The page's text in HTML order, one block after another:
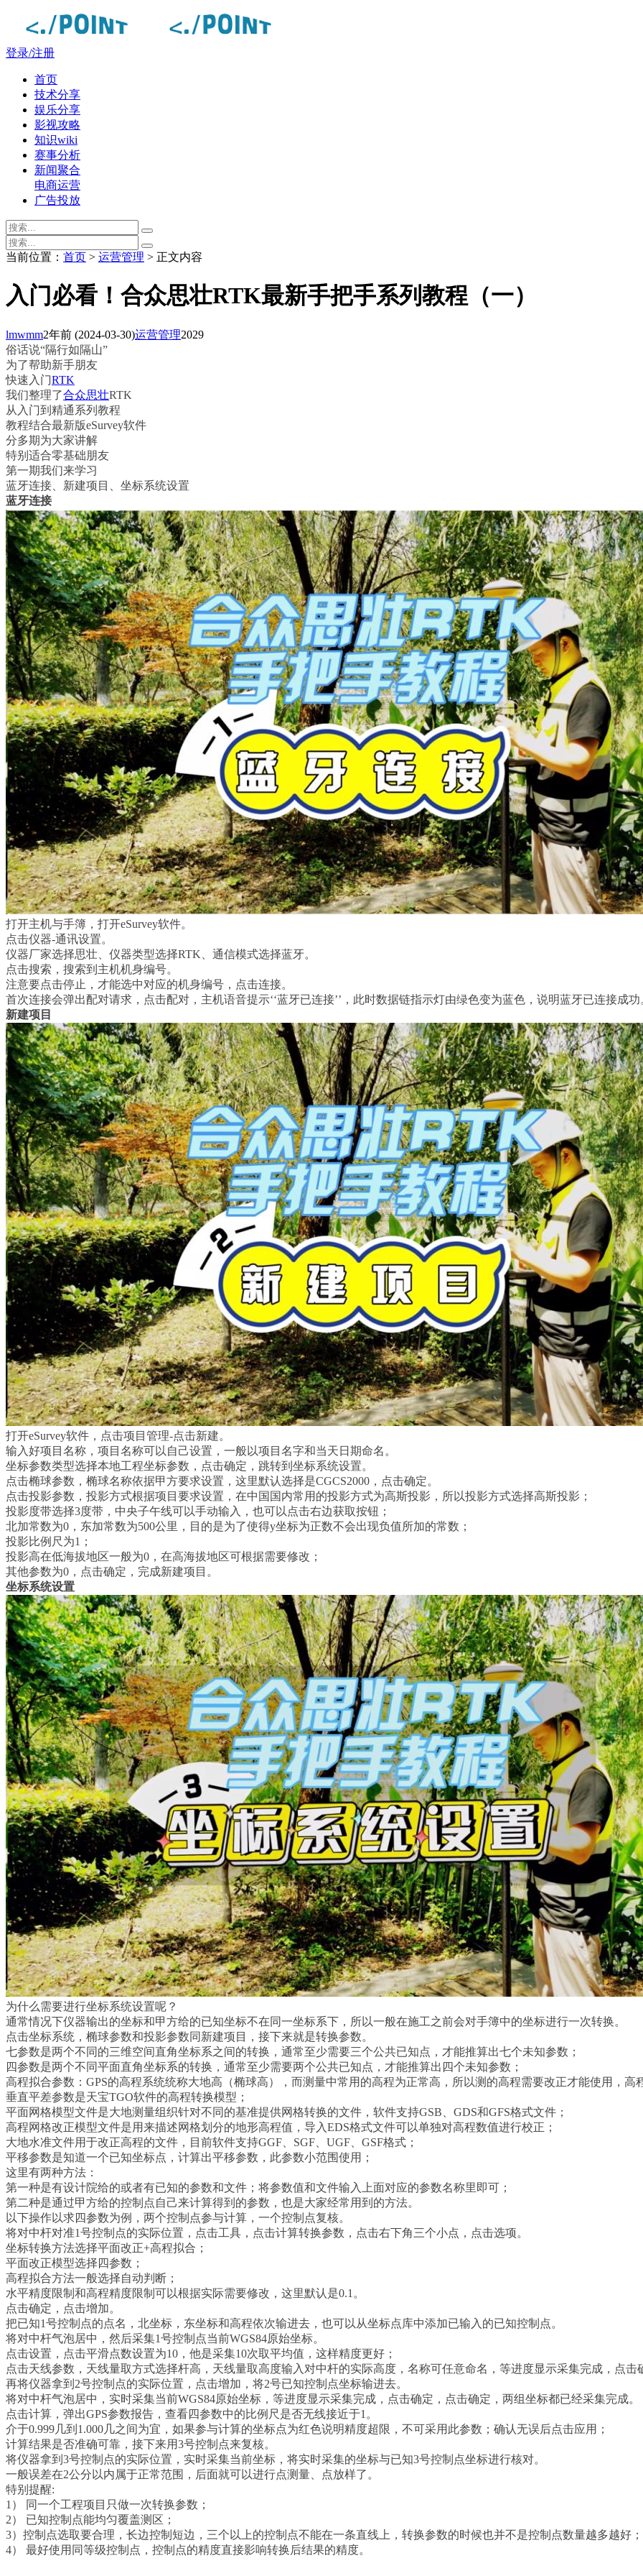
登录/注册
首页
技术分享
娱乐分享
影视攻略
知识wiki
赛事分析
新闻聚合
电商运营
广告投放
当前位置： 首页 > 运营管理 > 正文内容
入门必看！合众思壮RTK最新手把手系列教程（一）
lmwmm2年前 (2024-03-30)运营管理2029
俗话说“隔行如隔山”
为了帮助新手朋友
快速入门RTK
我们整理了合众思壮RTK
从入门到精通系列教程
教程结合最新版eSurvey软件
分多期为大家讲解
特别适合零基础朋友
第一期我们来学习
蓝牙连接、新建项目、坐标系统设置
蓝牙连接
打开主机与手簿，打开eSurvey软件。
点击仪器-通讯设置。
仪器厂家选择思壮、仪器类型选择RTK、通信模式选择蓝牙。
点击搜索，搜索到主机机身编号。
注意要点击停止，才能选中对应的机身编号，点击连接。
首次连接会弹出配对请求，点击配对，主机语音提示‘‘蓝牙已连接’’，此时数据链指示灯由绿色变为蓝色，说明蓝牙已连接成功
新建项目
打开eSurvey软件，点击项目管理-点击新建。
输入好项目名称，项目名称可以自己设置，一般以项目名字和当天日期命名。
坐标参数类型选择本地工程坐标参数，点击确定，跳转到坐标系统设置。
点击椭球参数，椭球名称依据甲方要求设置，这里默认选择是CGCS2000，点击确定。
点击投影参数，投影方式根据项目要求设置，在中国国内常用的投影方式为高斯投影，所以投影方式选择高斯投影；
投影度带选择3度带，中央子午线可以手动输入，也可以点击右边获取按钮；
北加常数为0，东加常数为500公里，目的是为了使得y坐标为正数不会出现负值所加的常数；
投影比例尺为1；
投影高在低海拔地区一般为0，在高海拔地区可根据需要修改；
其他参数为0，点击确定，完成新建项目。
坐标系统设置
为什么需要进行坐标系统设置呢？
通常情况下仪器输出的坐标和甲方给的已知坐标不在同一坐标系下，所以一般在施工之前会对手簿中的坐标进行一次转换。
点击坐标系统，椭球参数和投影参数同新建项目，接下来就是转换参数。
七参数是两个不同的三维空间直角坐标系之间的转换，通常至少需要三个公共已知点，才能推算出七个未知参数；
四参数是两个不同平面直角坐标系的转换，通常至少需要两个公共已知点，才能推算出四个未知参数；
高程拟合参数：GPS的高程系统统称大地高（椭球高），而测量中常用的高程为正常高，所以测的高程需要改正才能使用，
垂直平差参数是天宝TGO软件的高程转换模型；
平面网格模型文件是大地测量组织针对不同的基准提供网格转换的文件，软件支持GSB、GDS和GFS格式文件；
高程网格改正模型文件是用来描述网格划分的地形高程值，导入EDS格式文件可以单独对高程数值进行校正；
大地水准文件用于改正高程的文件，目前软件支持GGF、SGF、UGF、GSF格式；
平移参数是知道一个已知坐标点，计算出平移参数，此参数小范围使用；
这里有两种方法：
第一种是有设计院给的或者有已知的参数和文件；将参数值和文件输入上面对应的参数名称里即可；
第二种是通过甲方给的控制点自己来计算得到的参数，也是大家经常用到的方法。
以下操作以求四参数为例，两个控制点参与计算，一个控制点复核。
将对中杆对准1号控制点的实际位置，点击工具，点击计算转换参数，点击右下角三个小点，点击选项。
坐标转换方法选择平面改正+高程拟合；
平面改正模型选择四参数；
高程拟合方法一般选择自动判断；
水平精度限制和高程精度限制可以根据实际需要修改，这里默认是0.1。
点击确定，点击增加。
把已知1号控制点的点名，北坐标，东坐标和高程依次输进去，也可以从坐标点库中添加已输入的已知控制点。
将对中杆气泡居中，然后采集1号控制点当前WGS84原始坐标。
点击设置，点击平滑点数设置为10，他是采集10次取平均值，这样精度更好；
点击天线参数，天线量取方式选择杆高，天线量取高度输入对中杆的实际高度，名称可任意命名，等进度显示采集完成，点击
再将仪器拿到2号控制点的实际位置，点击增加，将2号已知控制点坐标输进去。
将对中杆气泡居中，实时采集当前WGS84原始坐标，等进度显示采集完成，点击确定，点击确定，两组坐标都已经采集完成。
点击计算，弹出GPS参数报告，查看四参数中的比例尺是否无线接近于1。
介于0.999几到1.000几之间为宜，如果参与计算的坐标点为红色说明精度超限，不可采用此参数；确认无误后点击应用；
计算结果是否准确可靠，接下来用3号控制点来复核。
将仪器拿到3号控制点的实际位置，实时采集当前坐标，将实时采集的坐标与已知3号控制点坐标进行核对。
一般误差在2公分以内属于正常范围，后面就可以进行点测量、点放样了。
特别提醒:
1） 同一个工程项目只做一次转换参数；
2） 已知控制点能均匀覆盖测区；
3）控制点选取要合理，长边控制短边，三个以上的控制点不能在一条直线上，转换参数的时候也并不是控制点数量越多越好；
4） 最好使用同等级控制点，控制点的精度直接影响转换后结果的精度。